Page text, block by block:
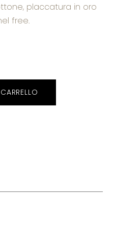
placcatura in oro
free.